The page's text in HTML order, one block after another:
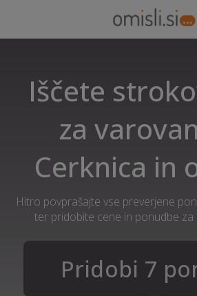
Iščete
za
Cerknica in
Hitro povprašajte vse preverjene
ter pridobite cene in ponudbe za
Pridobi 7